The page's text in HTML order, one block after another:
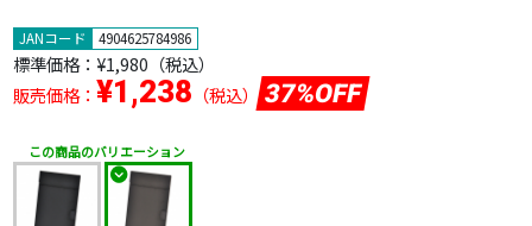
JANコード 4904625784986
標準価格： ¥1,980 （税込）
販売価格： ¥1,238 （税込） 37%OFF
この商品のバリエーション